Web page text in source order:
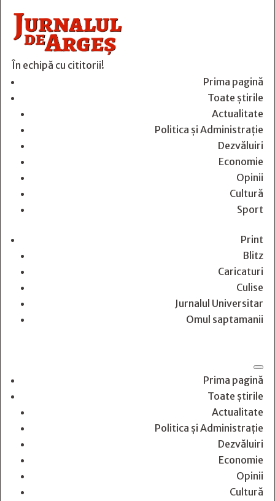
În echipă cu cititorii!
Prima pagină
Toate știrile
Actualitate
Politica și Administrație
Dezvăluiri
Economie
Opinii
Cultură
Sport
Print
Blitz
Caricaturi
Culise
Jurnalul Universitar
Omul saptamanii
Prima pagină
Toate știrile
Actualitate
Politica și Administrație
Dezvăluiri
Economie
Opinii
Cultură